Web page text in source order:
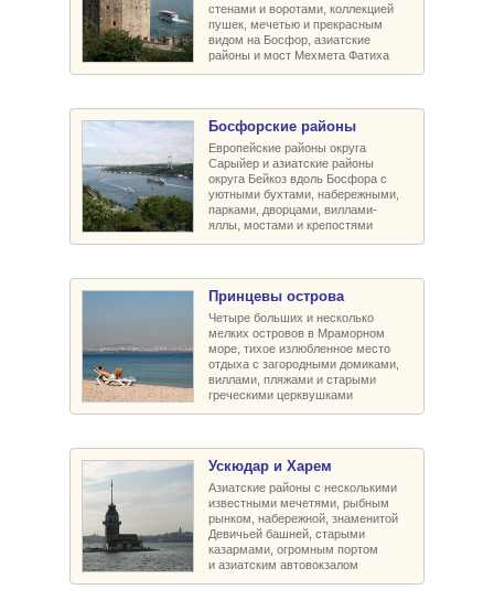
стенами и воротами, коллекцией
пушек, мечетью и прекрасным
видом на Босфор, азиатские
районы и мост Мехмета Фатиха
Босфорские районы
Европейские районы округа
Сарыйер и азиатские районы
округа Бейкоз вдоль Босфора с
уютными бухтами, набережными,
парками, дворцами, виллами-
яллы, мостами и крепостями
Принцевы острова
Четыре больших и несколько
мелких островов в Мраморном
море, тихое излюбленное место
отдыха с загородными домиками,
виллами, пляжами и старыми
греческими церквушками
Ускюдар и Харем
Азиатские районы с несколькими
известными мечетями, рыбным
рынком, набережной, знаменитой
Девичьей башней, старыми
казармами, огромным портом
и азиатским автовокзалом